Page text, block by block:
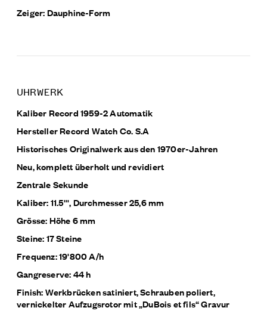
Zeiger: Dauphine-Form
UHRWERK
Kaliber Record 1959-2 Automatik
Hersteller Record Watch Co. S.A
Historisches Originalwerk aus den 1970er-Jahren
Neu, komplett überholt und revidiert
Zentrale Sekunde
Kaliber: 11.5''', Durchmesser 25,6 mm
Grösse: Höhe 6 mm
Steine: 17 Steine
Frequenz: 19'800 A/h
Gangreserve: 44 h
Finish: Werkbrücken satiniert, Schrauben poliert,
vernickelter Aufzugsrotor mit „DuBois et fils“ Gravur